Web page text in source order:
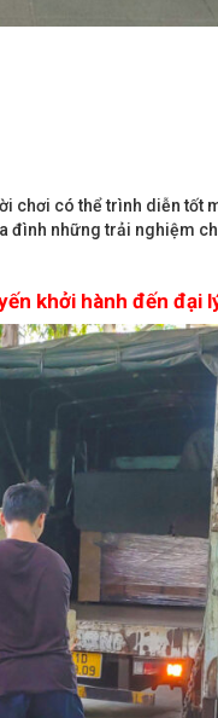
chơi có thể trình diễn tốt
những trải nghiệm
khởi hành đến đại